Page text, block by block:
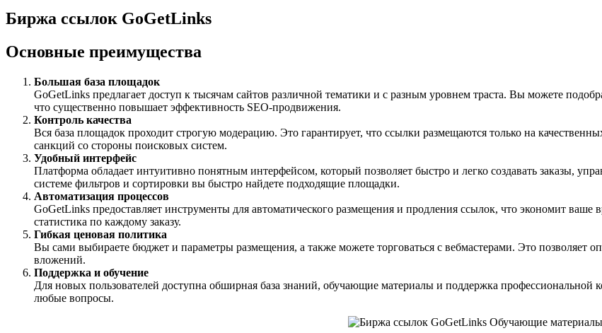
Биржа ссылок GoGetLinks
Основные преимущества
Большая база площадок
GoGetLinks предлагает доступ к тысячам сайтов различной тематики и с разным уровнем траста. Вы можете
что существенно повышает эффективность SEO-продвижения.
Контроль качества
Вся база площадок проходит строгую модерацию. Это гарантирует, что ссылки размещаются только на
санкций со стороны поисковых систем.
Удобный интерфейс
Платформа обладает интуитивно понятным интерфейсом, который позволяет быстро и легко создавать заказы,
системе фильтров и сортировки вы быстро найдете подходящие площадки.
Автоматизация процессов
GoGetLinks предоставляет инструменты для автоматического размещения и продления ссылок, что экономит
статистика по каждому заказу.
Гибкая ценовая политика
Вы сами выбираете бюджет и параметры размещения, а также можете торговаться с вебмастерами. Это позволяет
вложений.
Поддержка и обучение
Для новых пользователей доступна обширная база знаний, обучающие материалы и поддержка профессиональной
любые вопросы.